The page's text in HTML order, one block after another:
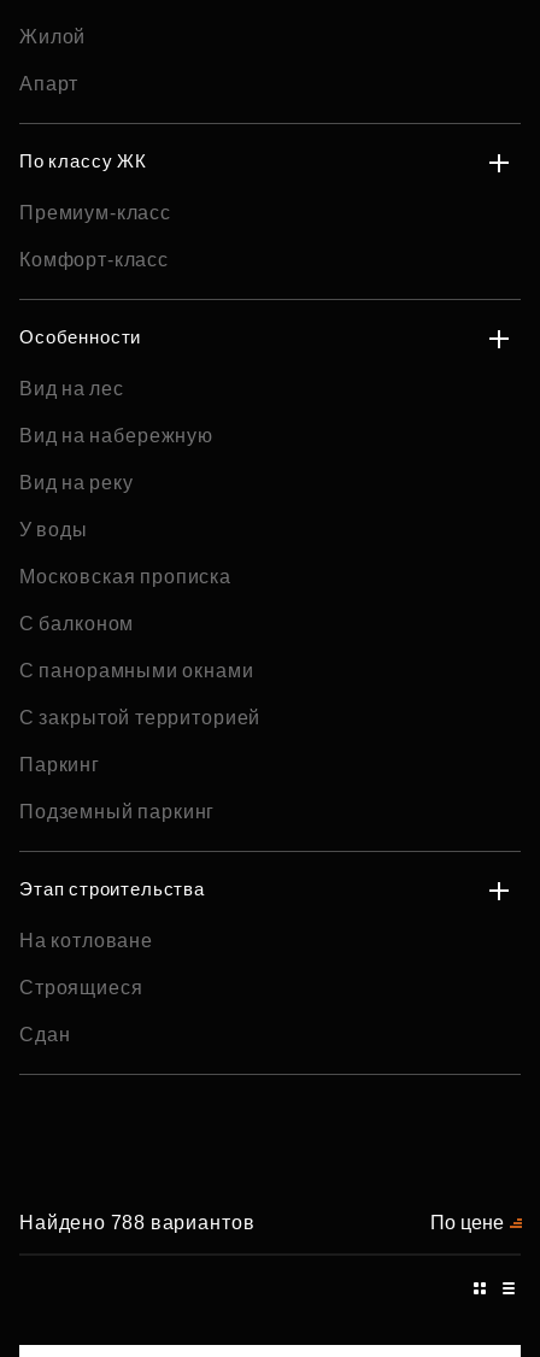
Жилой
Апарт
По классу ЖК
Премиум-класс
Комфорт-класс
Особенности
Вид на лес
Вид на набережную
Вид на реку
У воды
Московская прописка
С балконом
С панорамными окнами
С закрытой территорией
Паркинг
Подземный паркинг
Этап строительства
На котловане
Строящиеся
Сдан
Найдено 788 вариантов По цене